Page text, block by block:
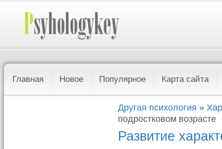
Главная Новое Популярное Карта сайта
Другая психология »
подростковом возрасте
Развитие